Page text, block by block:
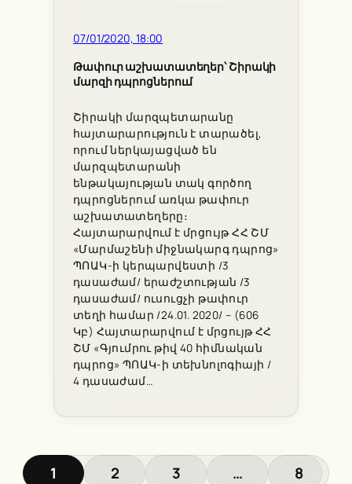
07/01/2020, 18:00
Թափուր աշխատատեղեր՝ Շիրակի
մարզի դպրոցներում
Շիրակի մարզպետարանը
հայտարարություն է տարածել,
որում ներկայացված են
մարզպետարանի
ենթակայության տակ գործող
դպրոցներում առկա թափուր
աշխատատեղերը։
Հայտարարվում է մրցույթ ՀՀ ՇՄ
«Մարմաշենի միջնակարգ դպրոց»
ՊՈԱԿ-ի կերպարվեստի /3
դասաժամ/ երաժշտության /3
դասաժամ/ ուսուցչի թափուր
տեղի համար /24.01. 2020/ – (606
Կբ) Հայտարարվում է մրցույթ ՀՀ
ՇՄ «Գյումրու թիվ 40 հիմնական
դպրոց» ՊՈԱԿ-ի տեխնոլոգիայի /
4 դասաժամ…
1 2 3 …
8